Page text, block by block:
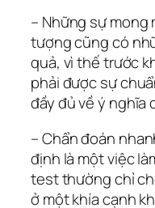
– Những sự mong
tượng cũng có
quả, vì thế trước
phải được sự
đầy đủ về ý nghĩa
– Chẩn đoán
định là một việc
test thường chỉ
ở một khía cạnh